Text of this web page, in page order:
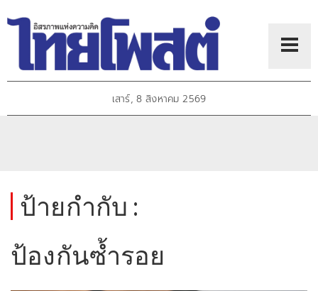
เสาร์, 8 สิงหาคม 2569
ป้ายกำกับ :
ป้องกันซ้ำรอย